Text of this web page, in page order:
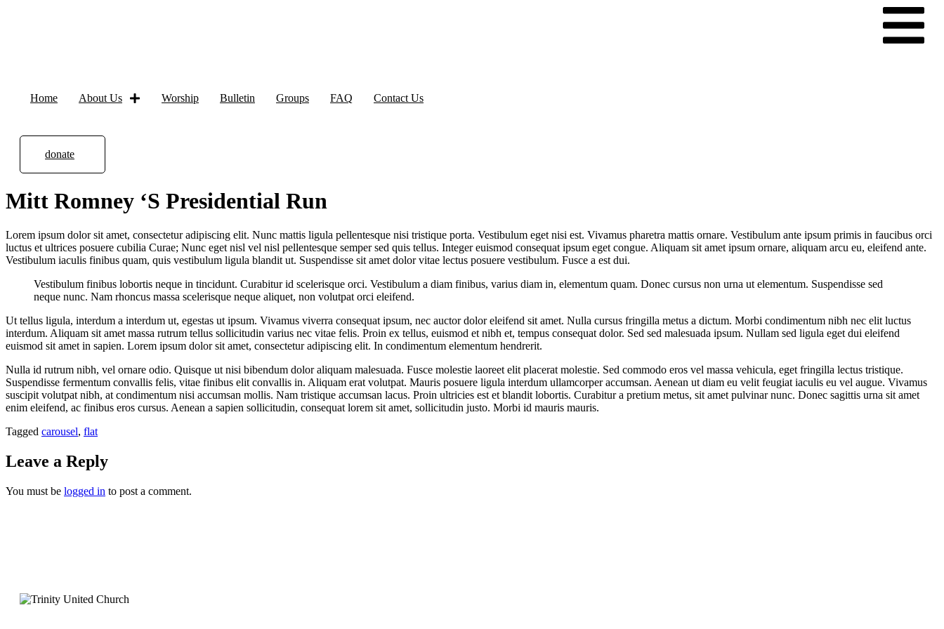
Home About Us Worship Bulletin Groups FAQ Contact Us
donate
Mitt Romney ‘S Presidential Run
Lorem ipsum dolor sit amet, consectetur adipiscing elit. Nunc mattis ligula pellentesque nisi tristique porta. Vestibulum eget nisi est. Vivamus pharetra mattis ornare. Vestibulum ante ipsum primis in faucibus orci
luctus et ultrices posuere cubilia Curae; Nunc eget nisl vel nisl pellentesque semper sed quis tellus. Integer euismod consequat ipsum eget congue. Aliquam sit amet ipsum ornare, aliquam arcu eu, eleifend ante.
Vestibulum iaculis finibus quam, quis vestibulum ligula blandit ut. Suspendisse sit amet dolor vitae lectus posuere vestibulum. Fusce a est dui.
Vestibulum finibus lobortis neque in tincidunt. Curabitur id scelerisque orci. Vestibulum a diam finibus, varius diam in, elementum quam. Donec cursus non urna ut elementum. Suspendisse sed
neque nunc. Nam rhoncus massa scelerisque neque aliquet, non volutpat orci eleifend.
Ut tellus ligula, interdum a interdum ut, egestas ut ipsum. Vivamus viverra consequat ipsum, nec auctor dolor eleifend sit amet. Nulla cursus fringilla metus a dictum. Morbi condimentum nibh nec elit luctus
interdum. Aliquam sit amet massa rutrum tellus sollicitudin varius nec vitae felis. Proin ex tellus, euismod et nibh et, tempus consequat dolor. Sed sed malesuada ipsum. Nullam sed ligula eget dui eleifend
euismod sit amet in sapien. Lorem ipsum dolor sit amet, consectetur adipiscing elit. In condimentum elementum hendrerit.
Nulla id rutrum nibh, vel ornare odio. Quisque ut nisi bibendum dolor aliquam malesuada. Fusce molestie laoreet elit placerat molestie. Sed commodo eros vel massa vehicula, eget fringilla lectus tristique.
Suspendisse fermentum convallis felis, vitae finibus elit convallis in. Aliquam erat volutpat. Mauris posuere ligula interdum ullamcorper accumsan. Aenean ut diam eu velit feugiat iaculis eu vel augue. Vivamus
suscipit volutpat nibh, at condimentum nisi accumsan mollis. Nam tristique accumsan lacus. Proin ultricies est et blandit lobortis. Curabitur a pretium metus, sit amet pulvinar nunc. Donec sagittis urna sit amet
enim eleifend, ac finibus eros cursus. Aenean a sapien sollicitudin, consequat lorem sit amet, sollicitudin justo. Morbi id mauris mauris.
Tagged carousel, flat
Leave a Reply
You must be logged in to post a comment.